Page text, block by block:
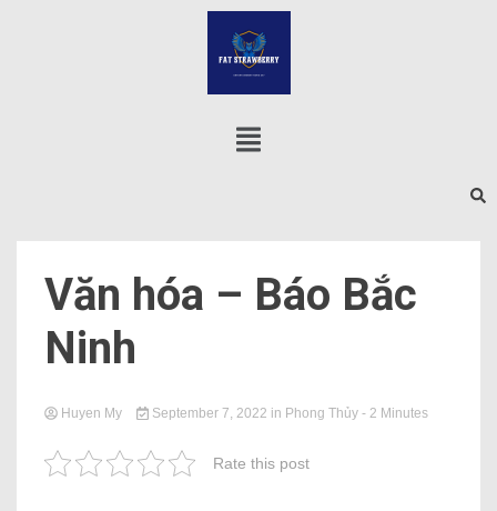
Văn hóa – Báo Bắc
Ninh
Huyen My September 7, 2022 in Phong Thủy - 2 Minutes
Rate this post